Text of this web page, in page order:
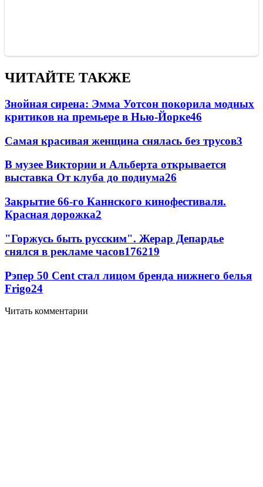
ЧИТАЙТЕ ТАКЖЕ
Знойная сирена: Эмма Уотсон покорила модных
критиков на премьере в Нью-Йорке46
Самая красивая женщина снялась без трусов3
В музее Виктории и Альберта открывается
выставка От клуба до подиума26
Закрытие 66-го Каннского кинофестиваля.
Красная дорожка2
"Горжусь быть русским". Жерар Депардье
снялся в рекламе часов176219
Рэпер 50 Cent стал лицом бренда нижнего белья
Frigo24
Читать комментарии